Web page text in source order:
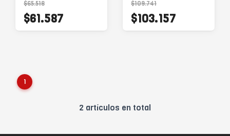
$65.518
$61.587
$109.741
$103.157
1
2 artículos en total